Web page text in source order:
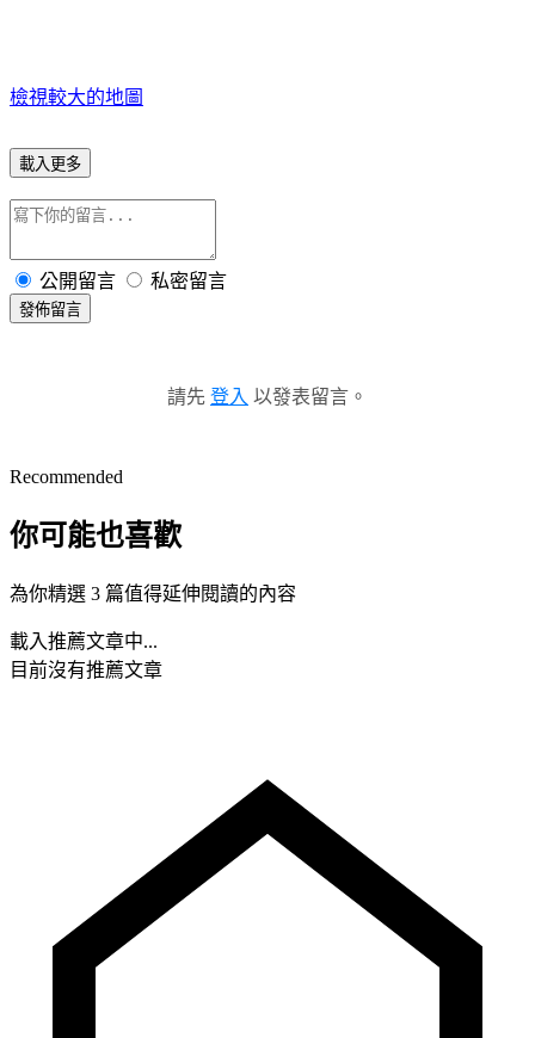
檢視較大的地圖
載入更多
公開留言 私密留言
發佈留言
請先 登入 以發表留言。
Recommended
你可能也喜歡
為你精選 3 篇值得延伸閱讀的內容
載入推薦文章中...
目前沒有推薦文章